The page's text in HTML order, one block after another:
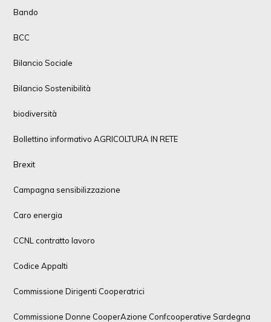
Bando
BCC
Bilancio Sociale
Bilancio Sostenibilità
biodiversità
Bollettino informativo AGRICOLTURA IN RETE
Brexit
Campagna sensibilizzazione
Caro energia
CCNL contratto lavoro
Codice Appalti
Commissione Dirigenti Cooperatrici
Commissione Donne CooperAzione Confcooperative Sardegna